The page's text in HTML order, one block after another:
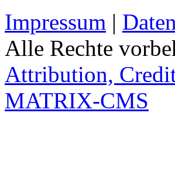
Impressum |
Alle Rechte
Attribution,
MATRIX-CMS